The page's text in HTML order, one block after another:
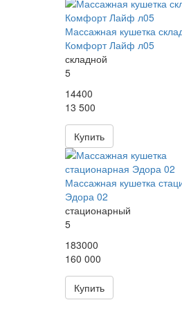
Массажная кушетка
Комфорт Лайф л05
складной
5
14400
13 500
Купить
Массажная кушетка
Эдора 02
стационарный
5
183000
160 000
Купить